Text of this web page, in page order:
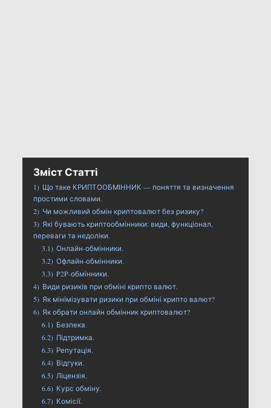
Зміст Статті
1) Що таке КРИПТООБМІННИК — поняття та визначення
простими словами.
2) Чи можливий обмін криптовалют без ризику?
3) Які бувають криптообмінники: види, функціонал,
переваги та недоліки.
3.1) Онлайн-обмінники.
3.2) Офлайн-обмінники.
3.3) P2P-обмінники.
4) Види ризиків при обміні крипто валют.
5) Як мінімізувати ризики при обміні крипто валют?
6) Як обрати онлайн обмінник криптовалют?
6.1) Безпека.
6.2) Підтримка.
6.3) Репутація.
6.4) Відгуки.
6.5) Ліцензія.
6.6) Курс обміну.
6.7) Комісії.